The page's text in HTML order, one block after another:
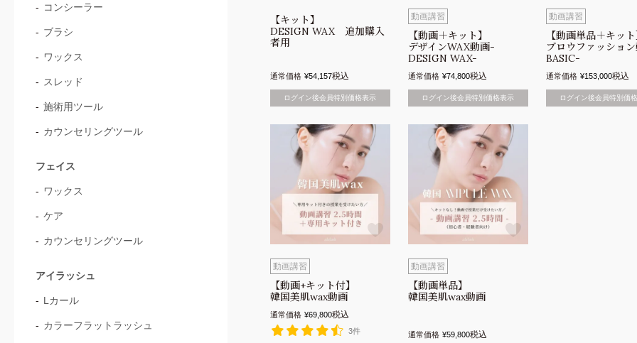
コンシーラー
ブラシ
ワックス
スレッド
施術用ツール
カウンセリングツール
フェイス
ワックス
ケア
カウンセリングツール
アイラッシュ
Lカール
カラーフラットラッシュ
【キット】
DESIGN WAX 追加購入
者用
通常価格 ¥54,157税込
ログイン後会員特別価格表示
動画講習
【動画＋キット】
デザインWAX動画-
DESIGN WAX-
通常価格 ¥74,800税込
ログイン後会員特別価格表示
動画講習
【動画単品＋キット
ブロウファッショ
BASIC-
通常価格 ¥153,000税込
ログイン後会員特別価
動画講習
【動画+キット付】
韓国美肌wax動画
通常価格 ¥69,800税込
3件
動画講習
【動画単品】
韓国美肌wax動画
通常価格 ¥59,800税込